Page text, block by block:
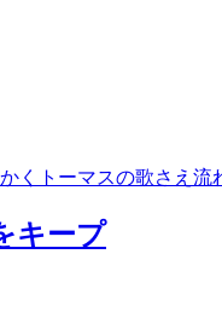
くトーマスの歌さえ
キープ